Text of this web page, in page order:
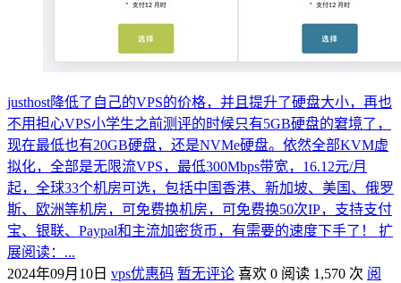
justhost降低了自己的VPS的价格，并且提升了硬盘大小，再也
不用担心VPS小学生之前测评的时候只有5GB硬盘的窘境了，
现在最低也有20GB硬盘，还是NVMe硬盘。依然全部KVM虚
拟化，全部是无限流VPS，最低300Mbps带宽，16.12元/月
起，全球33个机房可选，包括中国香港、新加坡、美国、俄罗
斯、欧洲等机房，可免费换机房，可免费换50次IP，支持支付
宝、银联、Paypal和主流加密货币，有需要的速度下手了！ 扩
展阅读：...
2024年09月10日 vps优惠码 暂无评论 喜欢 0 阅读 1,570 次 阅